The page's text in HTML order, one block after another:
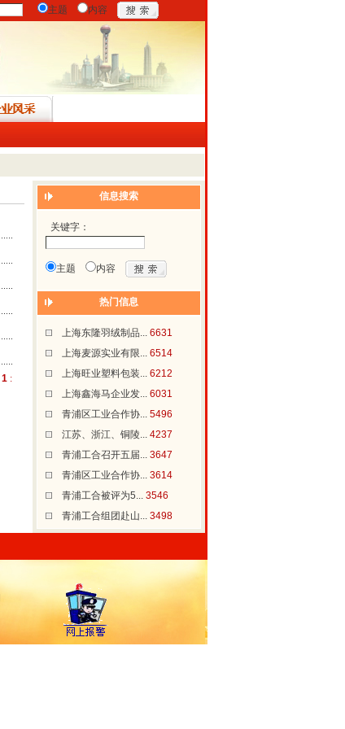
主题 内容
1 :
信息搜索
关键字：
主题 内容
热门信息
上海东隆羽绒制品... 6631
上海麦源实业有限... 6514
上海旺业塑料包装... 6212
上海鑫海马企业发... 6031
青浦区工业合作协... 5496
江苏、浙江、铜陵... 4237
青浦工合召开五届... 3647
青浦区工业合作协... 3614
青浦工合被评为5... 3546
青浦工合组团赴山... 3498